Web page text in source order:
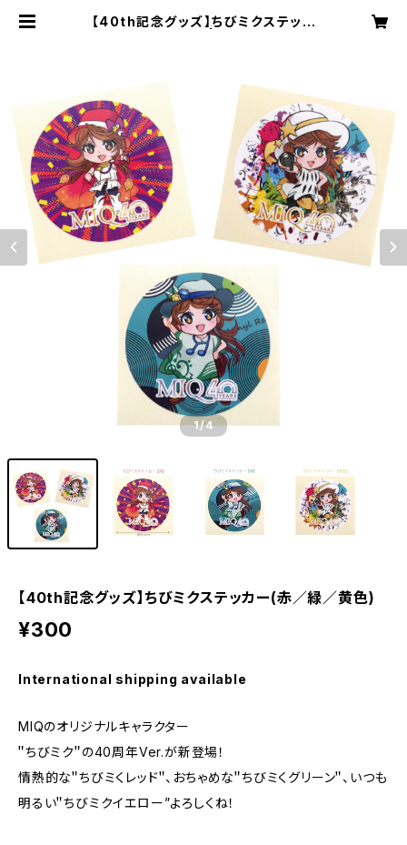
【40th記念グッズ】ちびミクステッカ
1/4
【40th記念グッズ】ちびミクステッカー(赤／緑／黄色)
¥300
International shipping available
MIQのオリジナルキャラクター
＂ちびミク＂の40周年Ver.が新登場！
情熱的な＂ちびミくレッド＂、おちゃめな＂ちびミくグリーン＂、いつも
明るい＂ちびミクイエロー”よろしくね！